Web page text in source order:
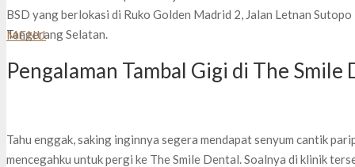
MENU
BSD yang berlokasi di Ruko Golden Madrid 2, Jalan Letnan
Tangerang Selatan.
Pengalaman Tambal Gigi di The Smile
Tahu enggak, saking inginnya segera mendapat senyum cantik
mencegahku untuk pergi ke The Smile Dental. Soalnya di klinik